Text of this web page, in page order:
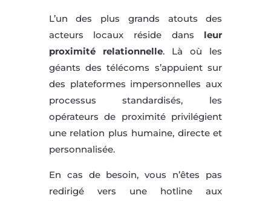
L’un des plus grands atouts des
acteurs locaux réside dans leur
proximité relationnelle. Là où les
géants des télécoms s’appuient sur
des plateformes impersonnelles aux
processus standardisés, les
opérateurs de proximité privilégient
une relation plus humaine, directe et
personnalisée.
En cas de besoin, vous n’êtes pas
redirigé vers une hotline aux